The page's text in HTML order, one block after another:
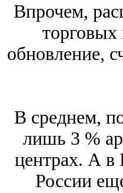
Впрочем,
торговых
обновление,
В среднем,
лишь 3 %
центрах. А в
России